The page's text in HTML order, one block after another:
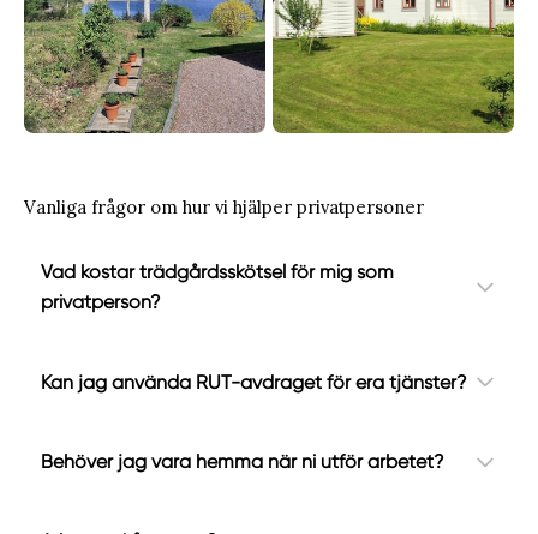
Vanliga frågor om hur vi hjälper privatpersoner
Vad kostar trädgårdsskötsel för mig som
privatperson?
Kan jag använda RUT-avdraget för era tjänster?
Behöver jag vara hemma när ni utför arbetet?